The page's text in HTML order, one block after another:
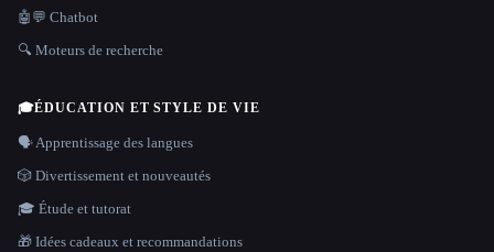
🤖💬 Chatbot
🔍 Moteurs de recherche
🎓ÉDUCATION ET STYLE DE VIE
🗣️ Apprentissage des langues
🎲 Divertissement et nouveautés
🎓 Étude et tutorat
🎁 Idées cadeaux et recommandations